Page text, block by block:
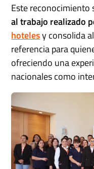
Este
al trabajo realizado
hotelesy consolida
referencia para
ofreciendo una
nacionales como